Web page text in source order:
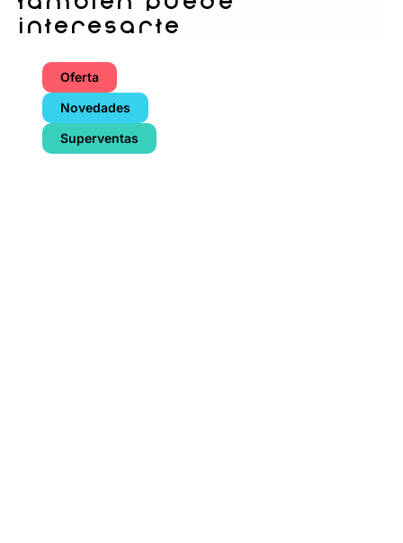
interesarte
Oferta
Novedades
Superventas